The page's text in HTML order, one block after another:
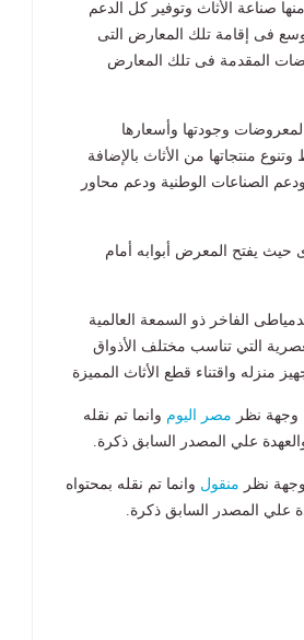
صناعة الأثاث وتوفير كل الدعم
فى إقامة تلك المعارض التى
المقدمة فى تلك المعارض
وجودتها وأسعارها
منتجاتها من الأثاث بالإضافة
ودعم الصناعات الوطنية ودعم محاور
20 يوم من اليوم وحتى 30 مايو الجارى حيث يفتح المعرض أبوابه أمام
الفاخر ذو السمعة العالمية
التي تناسب مختلف الأذواق
منزله واقتناء قطع الأثاث المميزة
وجهة نظر مصر اليوم وانما تم نقله
علي المصدر السابق ذكرة.
نظر منقول وانما تم نقله بمحتواه
علي المصدر السابق ذكرة.